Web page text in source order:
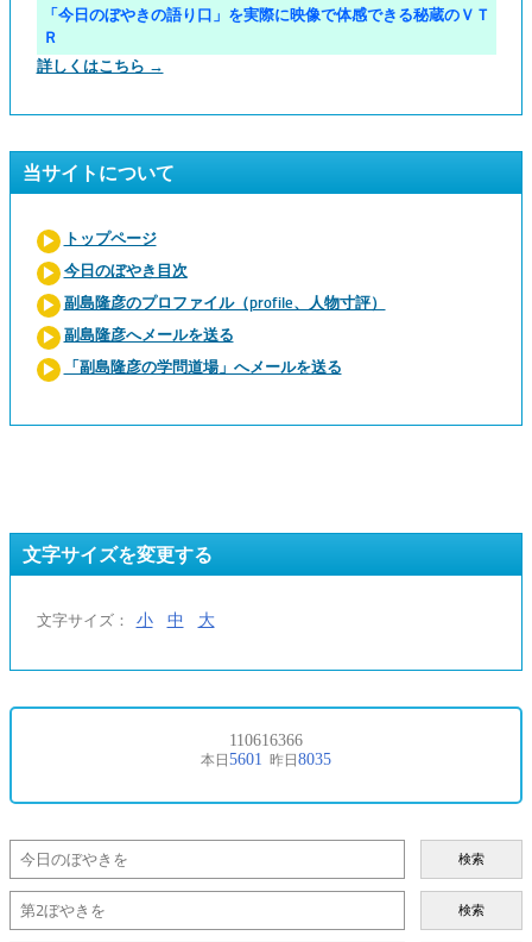
「今日のぼやきの語り口」を実際に映像で体感できる秘蔵のＶＴ
Ｒ
詳しくはこちら →
当サイトについて
トップページ
今日のぼやき目次
副島隆彦のプロファイル（profile、人物寸評）
副島隆彦へメールを送る
「副島隆彦の学問道場」へメールを送る
文字サイズを変更する
文字サイズ： 小 中 大
検索
検索